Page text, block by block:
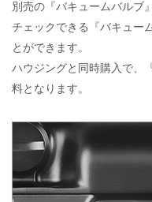
別売の『バキュームバルブ
チェックできる『バキュー
とができます。
ハウジングと同時購入で、
料となります。